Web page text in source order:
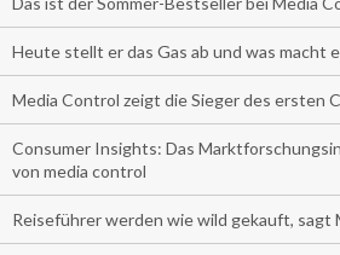
Heute stellt er das Gas ab und was macht
Media Control zeigt die Sieger des ersten
Consumer Insights: Das
von media control
Reiseführer werden wie wild gekauft, sagt